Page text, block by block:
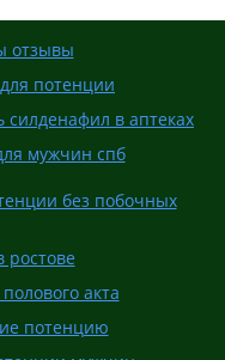
отзывы
потенции
силденафил в аптеках
мужчин спб
без побочных
ростове
акта
потенцию